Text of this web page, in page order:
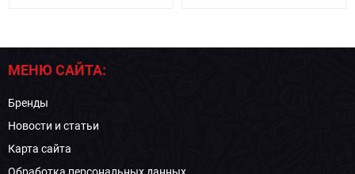
МЕНЮ САЙТА:
Бренды
Новости и статьи
Карта сайта